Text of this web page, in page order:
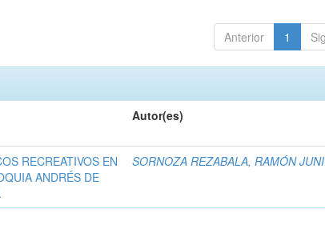
Anterior 1
Autor(es)
RECREATIVOS EN
ANDRÉS DE
SORNOZA REZABALA, RAMÓN